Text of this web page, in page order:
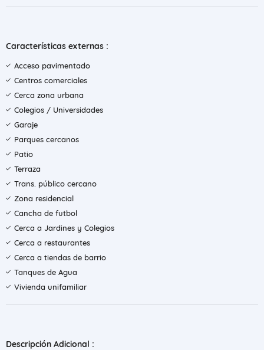
Características externas :
Acceso pavimentado
Centros comerciales
Cerca zona urbana
Colegios / Universidades
Garaje
Parques cercanos
Patio
Terraza
Trans. público cercano
Zona residencial
Cancha de futbol
Cerca a Jardines y Colegios
Cerca a restaurantes
Cerca a tiendas de barrio
Tanques de Agua
Vivienda unifamiliar
Descripción Adicional :